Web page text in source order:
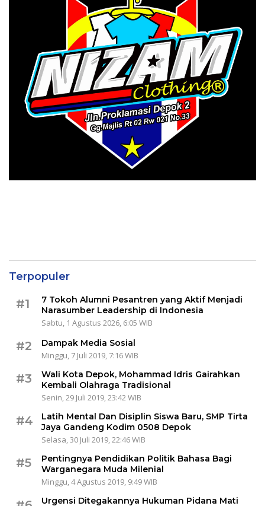
Terpopuler
#1
7 Tokoh Alumni Pesantren yang Aktif Menjadi
Narasumber Leadership di Indonesia
Sabtu, 1 Agustus 2026, 6:05 WIB
#2
Dampak Media Sosial
Minggu, 7 Juli 2019, 7:16 WIB
#3
Wali Kota Depok, Mohammad Idris Gairahkan
Kembali Olahraga Tradisional
Senin, 29 Juli 2019, 23:42 WIB
#4
Latih Mental Dan Disiplin Siswa Baru, SMP Tirta
Jaya Gandeng Kodim 0508 Depok
Selasa, 30 Juli 2019, 22:46 WIB
#5
Pentingnya Pendidikan Politik Bahasa Bagi
Warganegara Muda Milenial
Minggu, 4 Agustus 2019, 9:49 WIB
Urgensi Ditegakannya Hukuman Pidana Mati